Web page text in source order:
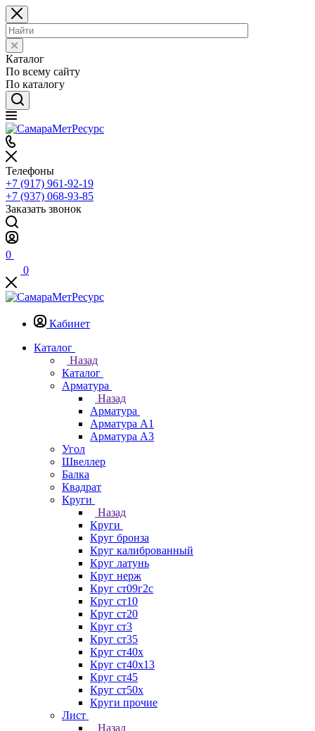
Каталог
По всему сайту
По каталогу
Телефоны
+7 (917) 961-92-19
+7 (937) 068-93-85
Заказать звонок
0
0
Кабинет
Каталог
Назад
Каталог
Арматура
Назад
Арматура
Арматура А1
Арматура А3
Угол
Швеллер
Балка
Квадрат
Круги
Назад
Круги
Круг бронза
Круг калиброванный
Круг латунь
Круг нерж
Круг ст09г2с
Круг ст10
Круг ст20
Круг ст3
Круг ст35
Круг ст40х
Круг ст40х13
Круг ст45
Круг ст50х
Круги прочие
Лист
Назад